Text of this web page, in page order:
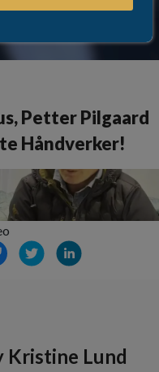
Petter Pilgaard
Håndverker!
Kristine Lund